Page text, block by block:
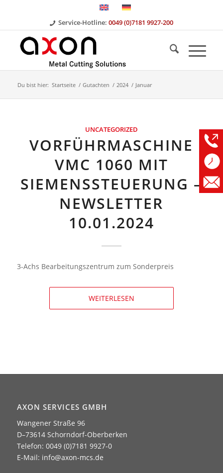
Service-Hotline:0049 (0)7181 9927-200
Du bist hier: Startseite / Gutachten / 2024 / Januar
UNCATEGORIZED
VORFÜHRMASCHINE
VMC 1060 MIT
SIEMENSSTEUERUNG –
NEWSLETTER
10.01.2024
3-Achs Bearbeitungszentrum zum Sonderpreis
WEITERLESEN
AXON SERVICES GMBH
Wangener Straße 96
D–73614 Schorndorf-Oberberken
Telefon: 0049 (0)7181 9927-0
E-Mail: info@axon-mcs.de